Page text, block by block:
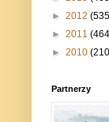
► 2012
► 2011
► 2010
Partnerzy